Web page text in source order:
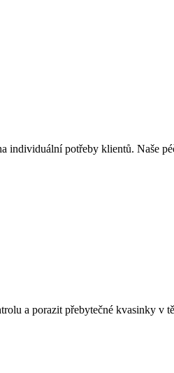
potřeby klientů. Naše
a porazit přebytečné kvasinky v